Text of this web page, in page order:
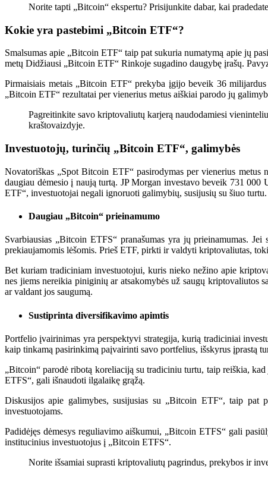
Norite tapti „Bitcoin“ ekspertu? Prisijunkite dabar, kai
Kokie yra pastebimi „Bitcoin ETF“?
Smalsumas apie „Bitcoin ETF“ taip pat sukuria numatymą apie jų
metų Didžiausi „Bitcoin ETF“ Rinkoje sugadino daugybę įrašų.
Pirmaisiais metais „Bitcoin ETF“ prekyba įgijo beveik 36
„Bitcoin ETF“ rezultatai per vienerius metus aiškiai parodo jų
Pagreitinkite savo kriptovaliutų karjerą naudodamiesi
kraštovaizdyje.
Investuotojų, turinčių „Bitcoin ETF“, galimybės
Novatoriškas „Spot Bitcoin ETF“ pasirodymas per vienerius
daugiau dėmesio į naują turtą. JP Morgan investavo beveik 731
ETF“, investuotojai negali ignoruoti galimybių, susijusių su šiuo turtu.
Daugiau „Bitcoin“ prieinamumo
Svarbiausias „Bitcoin ETFS“ pranašumas yra jų prieinamumas.
prekiaujamomis lėšomis. Prieš ETF, pirkti ir valdyti kriptovaliutas,
Bet kuriam tradiciniam investuotojui, kuris nieko nežino apie
nes jiems nereikia piniginių ar atsakomybės už saugų
ar valdant jos saugumą.
Sustiprinta diversifikavimo apimtis
Portfelio įvairinimas yra perspektyvi strategija, kurią tradiciniai
kaip tinkamą pasirinkimą paįvairinti savo portfelius, išskyrus įprastą
„Bitcoin“ parodė ribotą koreliaciją su tradiciniu turtu, taip reiškia,
ETFS“, gali išnaudoti ilgalaikę grąžą.
Diskusijos apie galimybes, susijusias su „Bitcoin ETF“, taip pat
investuotojams.
Padidėjęs dėmesys reguliavimo aiškumui, „Bitcoin ETFS“ gali
institucinius investuotojus į „Bitcoin ETFS“.
Norite išsamiai suprasti kriptovaliutų pagrindus, prekybos ir